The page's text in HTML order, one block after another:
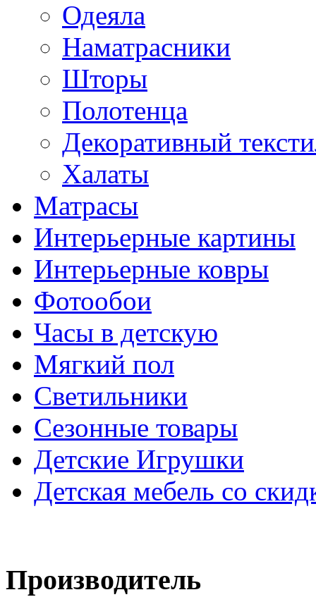
Одеяла
Наматрасники
Шторы
Полотенца
Декоративный
Халаты
Матрасы
Интерьерные картины
Интерьерные ковры
Фотообои
Часы в детскую
Мягкий пол
Светильники
Сезонные товары
Детские Игрушки
Детская мебель со
Производитель